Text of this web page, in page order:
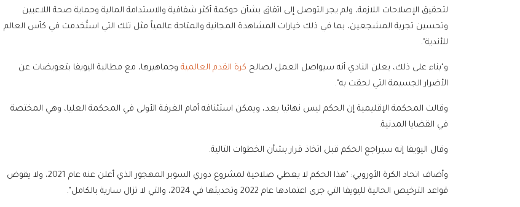
لتحقيق الإصلاحات اللازمة، ولم يجر التوصل إلى اتفاق بشأن حوكمة أكثر شفافية والاستدامة المالية وحماية صحة اللاعبين
وتحسين تجربة المشجعين، بما في ذلك خيارات المشاهدة المجانية والمتاحة عالمياً مثل تلك التي استُخدمت في كأس العالم
للأندية".
و"بناء على ذلك، يعلن النادي أنه سيواصل العمل لصالح كرة القدم العالمية وجماهيرها، مع مطالبة اليويفا بتعويضات عن
الأضرار الجسيمة التي لحقت به".
وقالت المحكمة الإقليمية إن الحكم ليس نهائيا بعد، ويمكن استئنافه أمام الغرفة الأولى في المحكمة العليا، وهي المختصة
في القضايا المدنية.
وقال اليويفا إنه سيراجع الحكم قبل اتخاذ قرار بشأن الخطوات التالية.
وأضاف اتحاد الكرة الأوروبي: "هذا الحكم لا يعطي صلاحية لمشروع دوري السوبر المهجور الذي أعلن عنه عام 2021، ولا يقوض
قواعد الترخيص الحالية لليويفا التي جرى اعتمادها عام 2022 وتحديثها في 2024، والتي لا تزال سارية بالكامل".